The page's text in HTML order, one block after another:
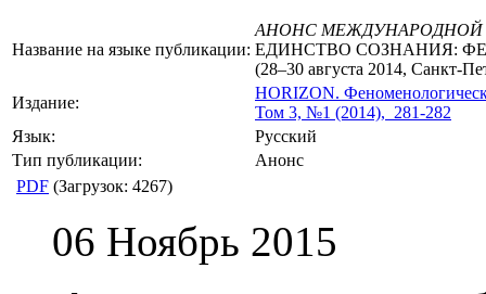
Название на языке публикации:
АНОНС
ЕДИНСТВО СОЗНАНИЯ:
(28–30 августа 2014, Санкт-
Издание:
HORIZON.
Том 3, №1 (2014), 281-282
Язык:
Русский
Тип публикации:
Анонс
PDF (Загрузок: 4267)
06 Ноябрь 2015